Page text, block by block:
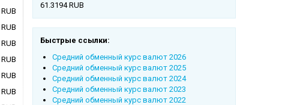
61.3194 RUB
Быстрые ссылки:
Cредний обменный курс валют 2026
Cредний обменный курс валют 2025
Cредний обменный курс валют 2024
Cредний обменный курс валют 2023
Cредний обменный курс валют 2022